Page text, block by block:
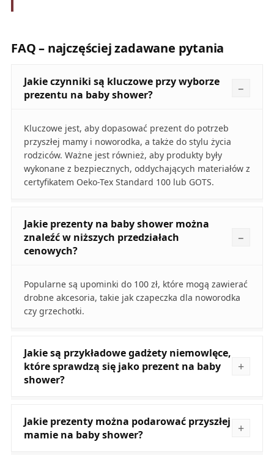
FAQ – najczęściej zadawane pytania
Jakie czynniki są kluczowe przy wyborze
prezentu na baby shower?
Kluczowe jest, aby dopasować prezent do potrzeb
przyszłej mamy i noworodka, a także do stylu życia
rodziców. Ważne jest również, aby produkty były
wykonane z bezpiecznych, oddychających materiałów z
certyfikatem Oeko-Tex Standard 100 lub GOTS.
Jakie prezenty na baby shower można
znaleźć w niższych przedziałach
cenowych?
Popularne są upominki do 100 zł, które mogą zawierać
drobne akcesoria, takie jak czapeczka dla noworodka
czy grzechotki.
Jakie są przykładowe gadżety niemowlęce,
które sprawdzą się jako prezent na baby
shower?
Jakie prezenty można podarować przyszłej
mamie na baby shower?